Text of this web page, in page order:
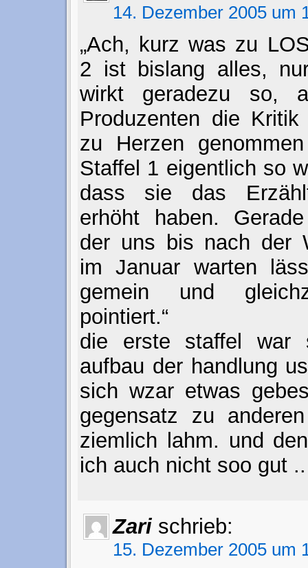
14. Dezember 2005 um
„Ach, kurz was zu
2 ist bislang alles,
wirkt geradezu so,
Produzenten die
zu Herzen
Staffel 1 eigentlich so
dass sie das
erhöht haben.
der uns bis nach der
im Januar warten
gemein und
pointiert.“
die erste staffel war
aufbau der handlung
sich wzar etwas
gegensatz zu
ziemlich lahm. und
ich auch nicht soo gut ..
Zari schrieb:
15. Dezember 2005 um